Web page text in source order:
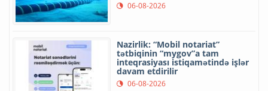
06-08-2026
Nazirlik: “Mobil notariat”
tətbiqinin “mygov”a tam
inteqrasiyası istiqamətində işlər
davam etdirilir
06-08-2026